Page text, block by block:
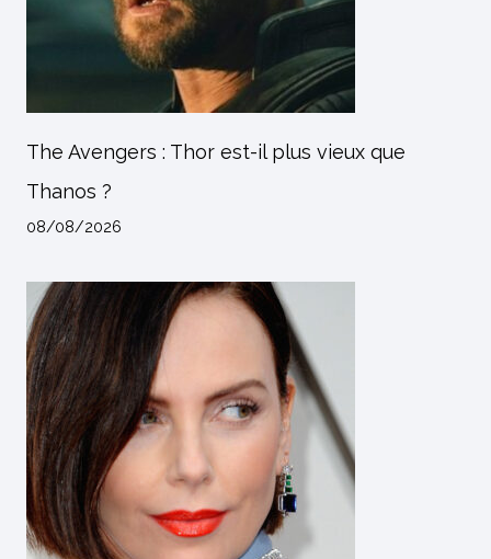
The Avengers : Thor est-il plus vieux que
Thanos ?
08/08/2026